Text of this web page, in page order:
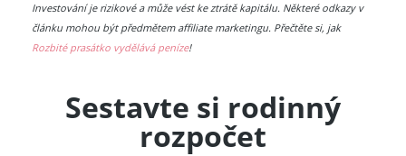
Investování je rizikové a může vést ke ztrátě kapitálu. Některé odkazy v
článku mohou být předmětem affiliate marketingu. Přečtěte si, jak
Rozbité prasátko vydělává peníze!
Sestavte si rodinný
rozpočet